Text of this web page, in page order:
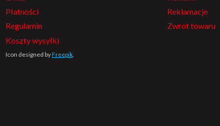
Płatności
Regulamin
Koszty wysyłki
Icon designed byFreepik.
Reklamacje
Zwrot towaru